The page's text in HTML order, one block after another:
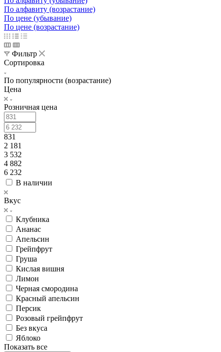
По алфавиту (возрастание)
По цене (убывание)
По цене (возрастание)
Фильтр
Сортировка
По популярности (возрастание)
Цена
Розничная цена
831
2 181
3 532
4 882
6 232
В наличии
Вкус
Клубника
Ананас
Апельсин
Грейпфрут
Груша
Кислая вишня
Лимон
Черная смородина
Красный апельсин
Персик
Розовый грейпфрут
Без вкуса
Яблоко
Показать все